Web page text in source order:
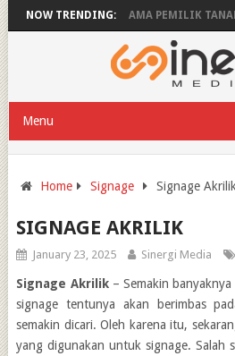
NOW TRENDING:
PLANG NAMA PEMILIK TANAH
Menu
Home Signage Signage Akrilik
SIGNAGE AKRILIK
January 23, 2025 Sinergi Media
Signage Akrilik– Semakin
signage tentunya akan berimbas
semakin dicari. Oleh karena itu,
yang digunakan untuk signage. Salah